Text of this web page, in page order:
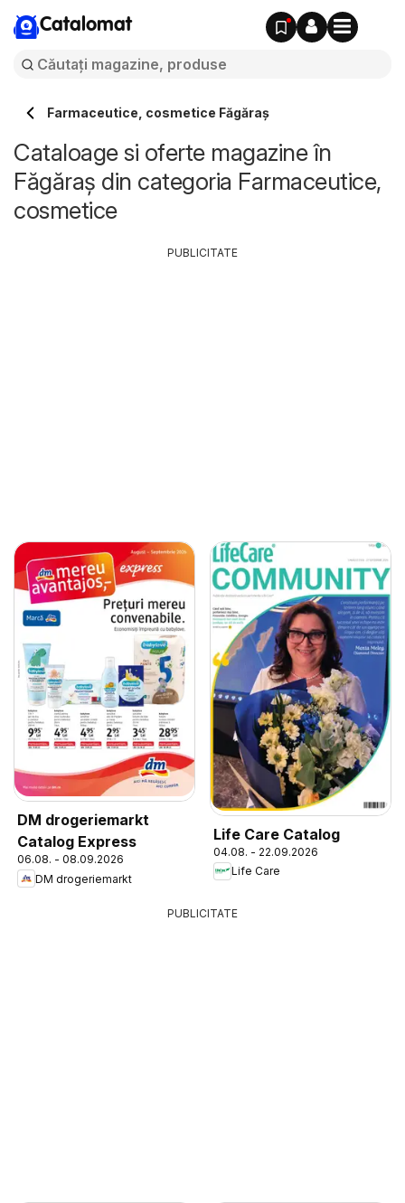
Catalomat
Farmaceutice, cosmetice Făgăraș
Cataloage si oferte magazine în
Făgăraș din categoria Farmaceutice,
cosmetice
DM drogeriemarkt
Catalog Express
06.08. - 08.09.2026
DM drogeriemarkt
Life Care Catalog
04.08. - 22.09.2026
Life Care
PUBLICITATE
PUBLICITATE